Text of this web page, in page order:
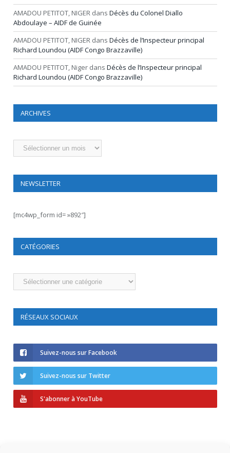
AMADOU PETITOT, NIGER dans Décès du Colonel Diallo
Abdoulaye – AIDF de Guinée
AMADOU PETITOT, NIGER dans Décès de l’Inspecteur principal
Richard Loundou (AIDF Congo Brazzaville)
AMADOU PETITOT, Niger dans Décès de l’Inspecteur principal
Richard Loundou (AIDF Congo Brazzaville)
ARCHIVES
Archives
NEWSLETTER
[mc4wp_form id= »892″]
CATÉGORIES
Catégories
RÉSEAUX SOCIAUX
Suivez-nous sur Facebook
Suivez-nous sur Twitter
S'abonner à YouTube